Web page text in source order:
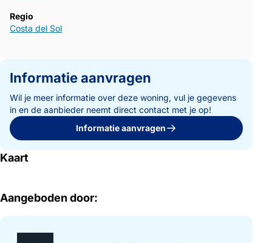
Regio
Costa del Sol
Informatie aanvragen
Wil je meer informatie over deze woning, vul je gegevens
in en de aanbieder neemt direct contact met je op!
Informatie aanvragen
Kaart
Aangeboden door: